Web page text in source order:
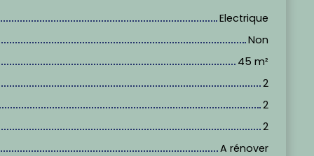
Electrique
Non
45 m²
2
2
2
A rénover